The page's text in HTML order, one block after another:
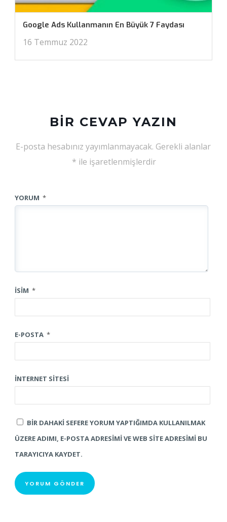
Google Ads Kullanmanın En Büyük 7 Faydası
16 Temmuz 2022
BIR CEVAP YAZIN
E-posta hesabınız yayımlanmayacak. Gerekli alanlar
* ile işaretlenmişlerdir
YORUM *
İSIM *
E-POSTA *
İNTERNET SITESI
BIR DAHAKI SEFERE YORUM YAPTIĞIMDA KULLANILMAK
ÜZERE ADIMI, E-POSTA ADRESIMI VE WEB SITE ADRESIMI BU
TARAYICIYA KAYDET.